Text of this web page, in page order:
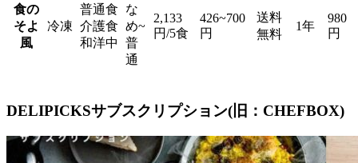
食の
そよ
風
冷凍
普通食
介護食
和洋中
な
め~
普
通
2,133
円/5食
426~700
円
送料
無料
1年
980
円
DELIPICKSサブスクリプション(旧：CHEFBOX)